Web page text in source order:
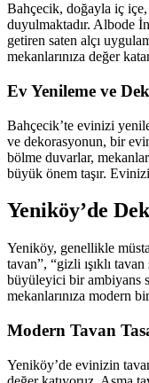
Bahçecik, doğayla iç içe,
duyulmaktadır. Albode
getiren saten alçı
mekanlarınıza değer
Ev Yenileme ve
Bahçecik’te evinizi
ve dekorasyonun, bir
bölme duvarlar,
büyük önem taşır.
Yeniköy’de
Yeniköy, genellikle
tavan”, “gizli ışıklı
büyüleyici bir ambiyans
mekanlarınıza modern
Modern Tavan
Yeniköy’de evinizin